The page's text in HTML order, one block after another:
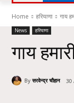
Home हरियाणा गाय
News हरियाणा
गाय
By सरवेन्द्र चौहान 30